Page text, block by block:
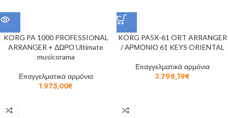
KORG PA 1000 PROFESSIONAL
ARRANGER + ΔΩΡΟ Ultimate
musicorama
Επαγγελματικά αρμόνια
1.975,00€
KORG PA5X-61 ORT ARRANGER
/ ΑΡΜΟΝΙΟ 61 KEYS ORIENTAL
Επαγγελματικά αρμόνια
3.798,19€